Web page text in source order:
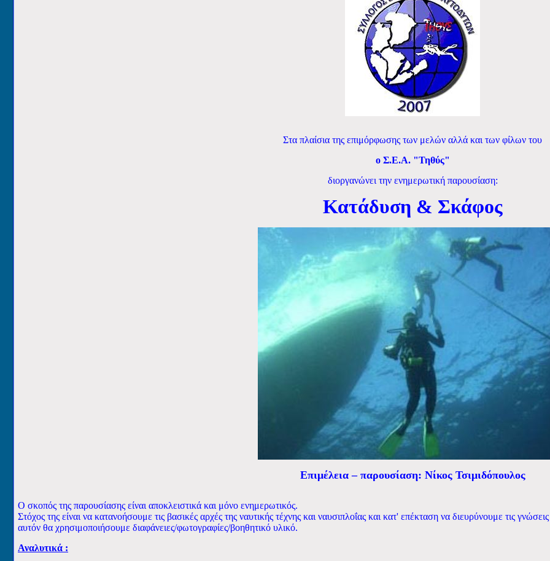
Στα πλαίσια της επιμόρφωσης των μελών αλλά και των φίλων του
ο Σ.Ε.Α. "Τηθύς"
διοργανώνει την ενημερωτική παρουσίαση:
Κατάδυση & Σκάφος
Επιμέλεια – παρουσίαση: Νίκος Τσιμιδόπουλος
Ο σκοπός της παρουσίασης είναι αποκλειστικά και μόνο ενημερωτικός.
Στόχος της είναι να κατανοήσουμε τις βασικές αρχές της ναυτικής τέχνης και ναυσιπλοΐας και κατ' επέκταση να διευρύνουμε τις
αυτόν θα χρησιμοποιήσουμε διαφάνειες/φωτογραφίες/βοηθητικό υλικό.
Αναλυτικά :